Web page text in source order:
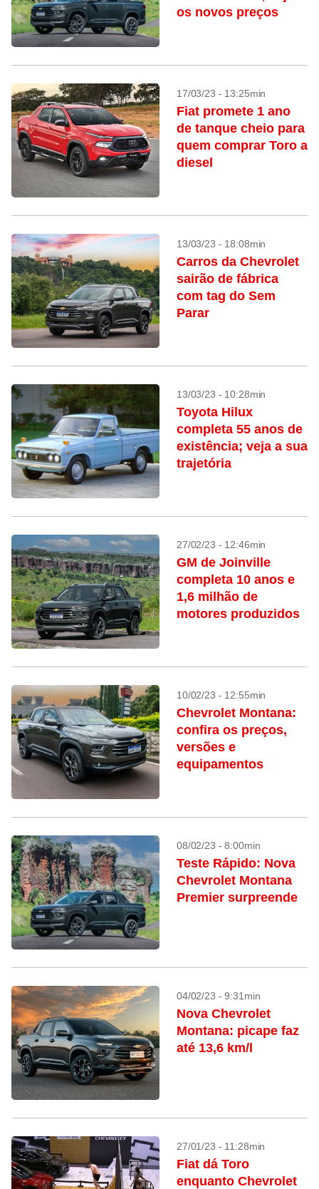
os novos preços
17/03/23 - 13:25min
Fiat promete 1 ano
de tanque cheio para
quem comprar Toro a
diesel
13/03/23 - 18:08min
Carros da Chevrolet
sairão de fábrica
com tag do Sem
Parar
13/03/23 - 10:28min
Toyota Hilux
completa 55 anos de
existência; veja a sua
trajetória
27/02/23 - 12:46min
GM de Joinville
completa 10 anos e
1,6 milhão de
motores produzidos
10/02/23 - 12:55min
Chevrolet Montana:
confira os preços,
versões e
equipamentos
08/02/23 - 8:00min
Teste Rápido: Nova
Chevrolet Montana
Premier surpreende
04/02/23 - 9:31min
Nova Chevrolet
Montana: picape faz
até 13,6 km/l
27/01/23 - 11:28min
Fiat dá Toro
enquanto Chevrolet